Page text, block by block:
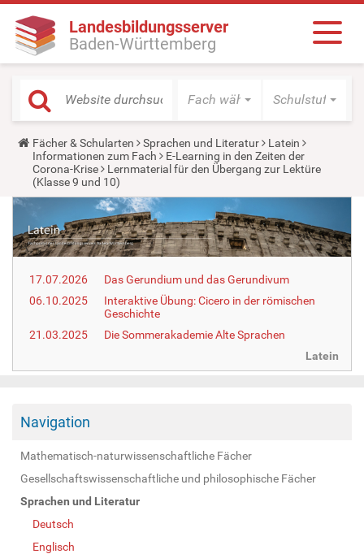
Landesbildungsserver
Baden-Württemberg
Fach wählen Schulstufe
Y
o
u
a
r
e
r
e
Fächer & Schularten Sprachen und Literatur
Latein
Informationen zum Fach
E-Learning in den Zeiten der
Corona-Krise
Lernmaterial für den Übergang zur Lektüre
(Klasse 9 und 10)
17.07.2026
Das Gerundium und das Gerundivum
06.10.2025
Interaktive Übung: Cicero in der römischen
Geschichte
21.03.2025
Die Sommerakademie Alte Sprachen
Latein
Navigation
Mathematisch-naturwissenschaftliche Fächer
Gesellschaftswissenschaftliche und philosophische Fächer
Sprachen und Literatur
Deutsch
Englisch